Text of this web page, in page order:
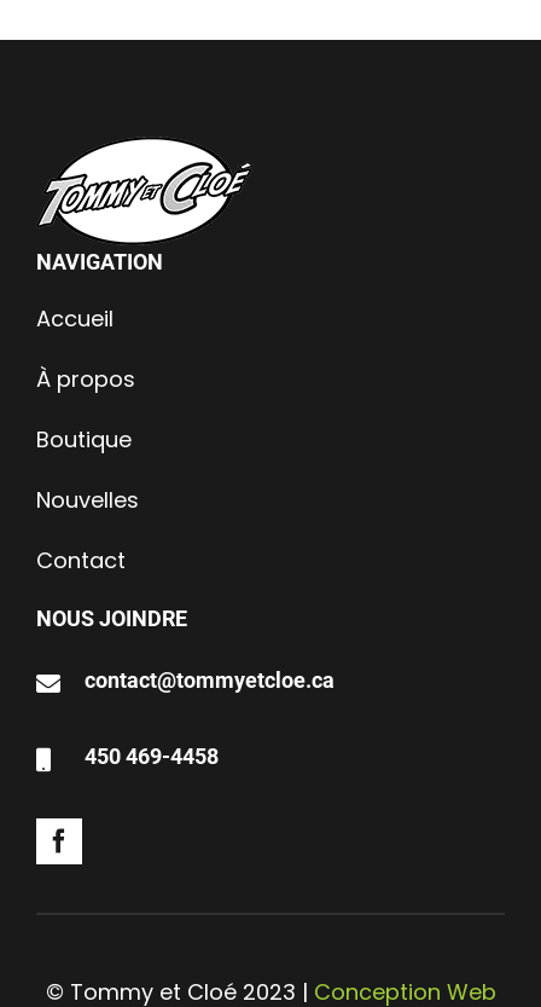
NAVIGATION
Accueil
À propos
Boutique
Nouvelles
Contact
NOUS JOINDRE
contact@tommyetcloe.ca
450 469-4458
© Tommy et Cloé 2023 | Conception Web